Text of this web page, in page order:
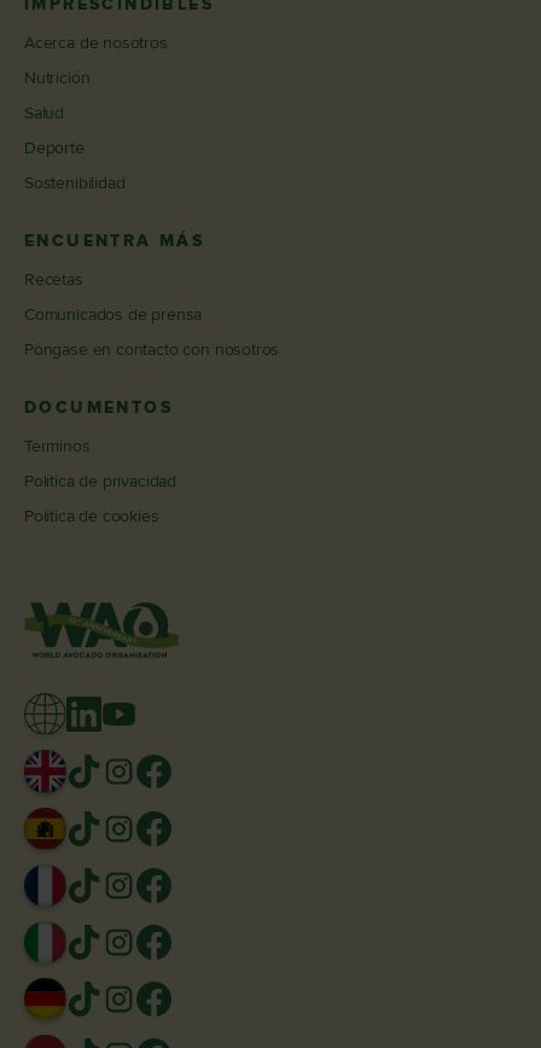
IMPRESCINDIBLES
Acerca de nosotros
Nutrición
Salud
Deporte
Sostenibilidad
ENCUENTRA MÁS
Recetas
Comunicados de prensa
Póngase en contacto con nosotros
DOCUMENTOS
Términos
Política de privacidad
Política de cookies